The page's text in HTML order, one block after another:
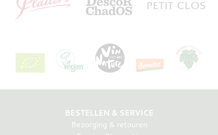
BESTELLEN & SERVICE
Bezorging & retouren